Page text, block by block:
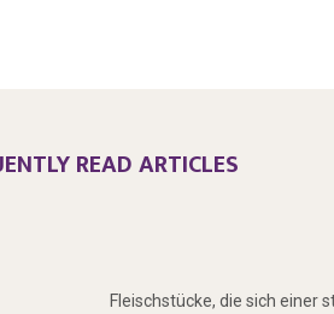
READ ARTICLES
Fleischstücke, die sich einer